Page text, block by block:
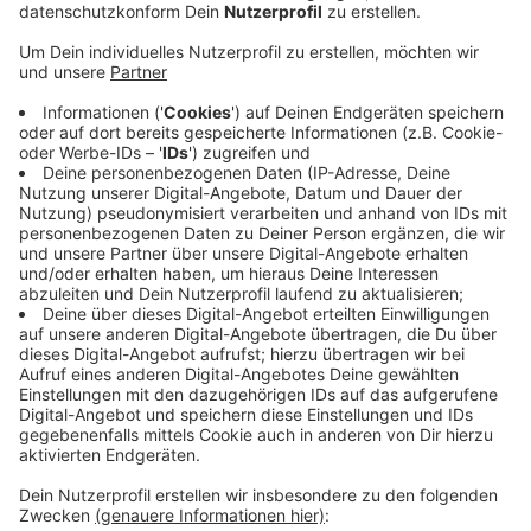
Veröffentlicht:Dienstag, 24.08.2021 17:35
Beim heutigen Prozessauftakt wurden drei Zeugen
gehört: Ein Polizist und die beiden Männer, die dem
Angeklagten die Drogen verkauft haben sollen. Die
beiden Haupttäter haben ihre Aussage verweigert. Die
Polizei ist bei den Ermittlungen gegen die Haupttäter
auch auf den 33-jährigen Angeklagten aufmerksam
geworden. Insgesamt soll der den beiden Männern
mehr als drei Kilo Amphetamin abgekauft haben. Die
Verhandlung wurde vorerst ausgesetzt, da das Urteil
der Haupttäter vor dem Bundesgerichtshof noch nicht
rechtskräftig ist.
Anzeige